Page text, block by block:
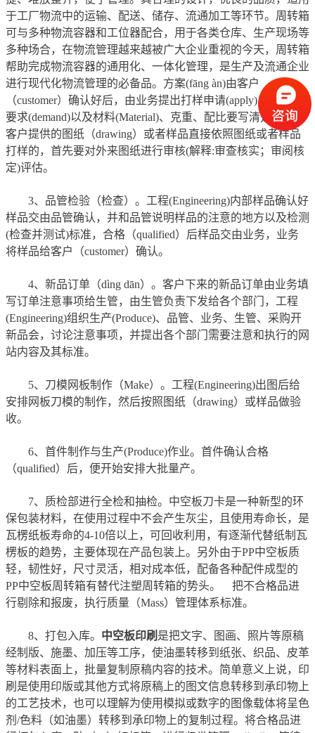
于工厂物流中的运输、配送、储存、流通加工等环节。周转箱
可与多种物流容器和工位器配合，用于各类仓库、生产现场等
多种场合，在物流管理越来越被广大企业重视的今天，周转箱
帮助完成物流容器的通用化、一体化管理，是生产及流通企业
进行现代化物流管理的必备品。方案(fāng àn)由客户
（customer）确认好后，由业务提出打样申请(apply)，客户的
要求(demand)以及材料(Material)、克重、配比要写清楚，对于
客户提供的图纸（drawing）或者样品直接依照图纸或者样品
打样的，首先要对外来图纸进行审核(解释:审查核实；审阅核
定)评估。
3、品管检验（检查）。工程(Engineering)内部样品确认好
样品交由品管确认，并和品管说明样品的注意的地方以及检测
(检查并测试)标准，合格（qualified）后样品交由业务，业务
将样品给客户（customer）确认。
4、新品订单（dìng dān）。客户下来的新品订单由业务填
写订单注意事项给生管，由生管负责下发给各个部门，工程
(Engineering)组织生产(Produce)、品管、业务、生管、采购开
新品会，讨论注意事项，并提出各个部门需要注意和执行的网
站内容及其标准。
5、刀模网板制作（Make）。工程(Engineering)出图后给
安排网板刀模的制作，然后按照图纸（drawing）或样品做验
收。
6、首件制作与生产(Produce)作业。首件确认合格
（qualified）后，便开始安排大批量产。
7、质检部进行全检和抽检。中空板刀卡是一种新型的环
保包装材料，在使用过程中不会产生灰尘，且使用寿命长，是
瓦楞纸板寿命的4-10倍以上，可回收利用，有逐渐代替纸制瓦
楞板的趋势，主要体现在产品包装上。另外由于PP中空板质
轻，韧性好，尺寸灵活，相对成本低，配备各种配件成型的
PP中空板周转箱有替代注塑周转箱的势头。 把不合格品进
行剔除和报废，执行质量（Mass）管理体系标准。
8、打包入库。 中空板印刷 是把文字、图画、照片等原稿
经制版、施墨、加压等工序，使油墨转移到纸张、织品、皮革
等材料表面上，批量复制原稿内容的技术。简单意义上说，印
刷是使用印版或其他方式将原稿上的图文信息转移到承印物上
的工艺技术，也可以理解为使用模拟或数字的图像载体将呈色
剂/色料（如油墨）转移到承印物上的复制过程。将合格品进